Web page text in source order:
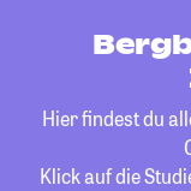
Hier findest du
Klick auf die